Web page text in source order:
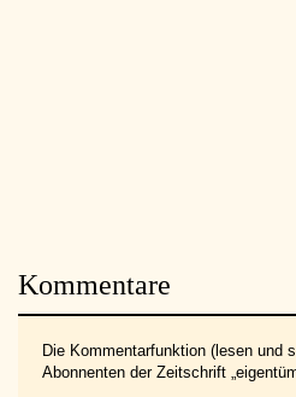
Kommentare
Die Kommentarfunktion (lesen und
Abonnenten der Zeitschrift